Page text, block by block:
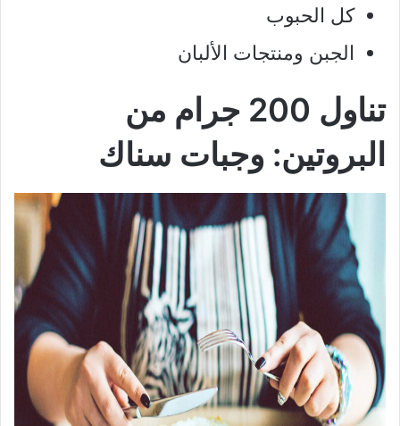
كل الحبوب
الجبن ومنتجات الألبان
تناول 200 جرام من
البروتين: وجبات سناك